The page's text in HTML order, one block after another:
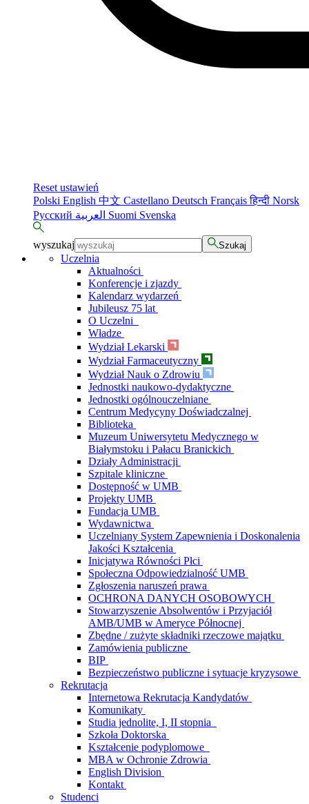
Reset ustawień
Polski English 中文 Castellano Deutsch Françaisहिन्दी Norsk
Русский
Suomi Svenska
wyszukaj Szukaj
Uczelnia
Aktualności
Konferencje i zjazdy
Kalendarz wydarzeń
Jubileusz 75 lat
O Uczelni
Władze
Wydział Lekarski
Wydział Farmaceutyczny
Wydział Nauk o Zdrowiu
Jednostki naukowo-dydaktyczne
Jednostki ogólnouczelniane
Centrum Medycyny Doświadczalnej
Biblioteka
Muzeum Uniwersytetu Medycznego w
Białymstoku i Pałacu Branickich
Działy Administracji
Szpitale kliniczne
Dostępność w UMB
Projekty UMB
Fundacja UMB
Wydawnictwa
Uczelniany System Zapewnienia i Doskonalenia
Jakości Kształcenia
Inicjatywa Równości Płci
Społeczna Odpowiedzialność UMB
Zgłoszenia naruszeń prawa
OCHRONA DANYCH OSOBOWYCH
Stowarzyszenie Absolwentów i Przyjaciół
AMB/UMB w Ameryce Północnej
Zbędne / zużyte składniki rzeczowe majątku
Zamówienia publiczne
BIP
Bezpieczeństwo publiczne i sytuacje kryzysowe
Rekrutacja
Internetowa Rekrutacja Kandydatów
Komunikaty
Studia jednolite, I, II stopnia
Szkoła Doktorska
Kształcenie podyplomowe
MBA w Ochronie Zdrowia
English Division
Kontakt
Studenci